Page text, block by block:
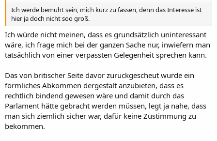
Ich werde bemüht sein, mich kurz zu fassen, denn das Interesse ist
hier ja doch nicht soo groß.
Ich würde nicht meinen, dass es grundsätzlich uninteressant
wäre, ich frage mich bei der ganzen Sache nur, inwiefern man
tatsächlich von einer verpassten Gelegenheit sprechen kann.
Das von britischer Seite davor zurückgescheut wurde ein
förmliches Abkommen dergestalt anzubieten, dass es
rechtlich bindend gewesen wäre und damit durch das
Parlament hätte gebracht werden müssen, legt ja nahe, dass
man sich ziemlich sicher war, dafür keine Zustimmung zu
bekommen.